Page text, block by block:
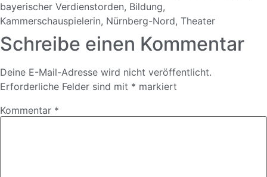
bayerischer Verdienstorden, Bildung,
Kammerschauspielerin, Nürnberg-Nord, Theater
Schreibe einen Kommentar
Deine E-Mail-Adresse wird nicht veröffentlicht.
Erforderliche Felder sind mit * markiert
Kommentar *